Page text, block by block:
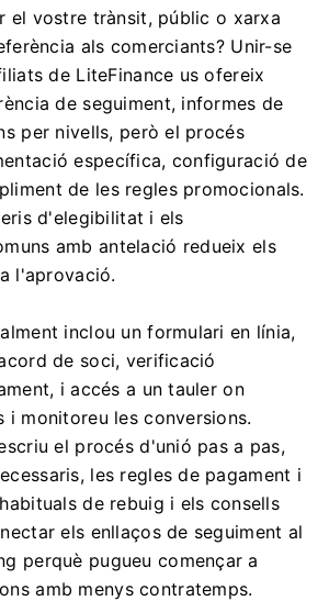
el vostre trànsit, públic o xarxa
als comerciants? Unir-se
de LiteFinance us ofereix
de seguiment, informes de
per nivells, però el procés
específica, configuració de
de les regles promocionals.
d'elegibilitat i els
amb antelació redueix els
l'aprovació.
inclou un formulari en línia,
de soci, verificació
i accés a un tauler on
i monitoreu les conversions.
el procés d'unió pas a pas,
les regles de pagament i
de rebuig i els consells
els enllaços de seguiment al
perquè pugueu començar a
amb menys contratemps.